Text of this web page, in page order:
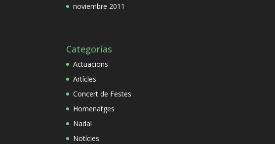
noviembre 2011
Categorías
Actuacions
Artícles
Concert de Festes
Homenatges
Nadal
Notícies